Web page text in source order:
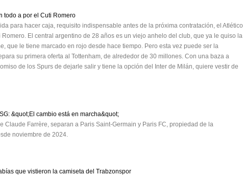
todo a por el Cuti Romero
para hacer caja, requisito indispensable antes de la próxima contratación, el Atlético
El central argentino de 28 años es un viejo anhelo del club, que ya le quiso la
que le tiene marcado en rojo desde hace tiempo. Pero esta vez puede ser la
su primera oferta al Tottenham, de alrededor de 30 millones. Con una baza a
de los Spurs de dejarle salir y tiene la opción del Inter de Milán, quiere vestir de
&quot;El cambio está en marcha&quot;
Claude Farrère, separan a Paris Saint-Germain y Paris FC, propiedad de la
noviembre de 2024.
que vistieron la camiseta del Trabzonspor